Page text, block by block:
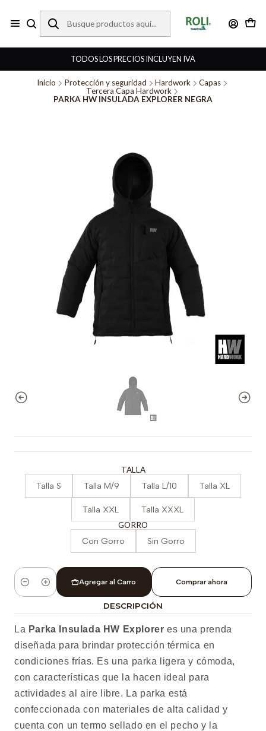
TODOS LOS PRECIOS INCLUYEN IVA
Inicio Protección y seguridad Hardwork
Capas
Tercera Capa Hardwork
PARKA HW INSULADA EXPLORER NEGRA
TALLA
Talla S Talla M/9 Talla L/10 Talla XL
Talla XXL Talla XXXL
GORRO
Con Gorro Sin Gorro
Cantidad
Agregar al Carro Comprar ahora
DESCRIPCIÓN
La Parka Insulada HW Explorer es una prenda
diseñada para brindar protección térmica en
condiciones frías. Es una parka ligera y cómoda,
con características que la hacen ideal para
actividades al aire libre. La parka está
confeccionada con materiales de alta calidad y
cuenta con un termo sellado en el pecho y la